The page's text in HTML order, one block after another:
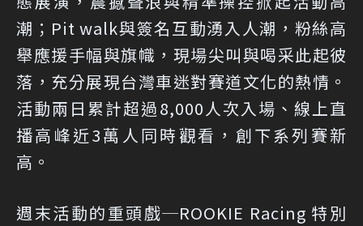
潮；Pit walk與簽名互動湧入人潮，粉絲高
舉應援手幅與旗幟，現場尖叫與喝采此起彼
落，充分展現台灣車迷對賽道文化的熱情。
活動兩日累計超過8,000人次入場、線上直
播高峰近3萬人同時觀看，創下系列賽新
高。
週末活動的重頭戲─ROOKIE Racing 特別